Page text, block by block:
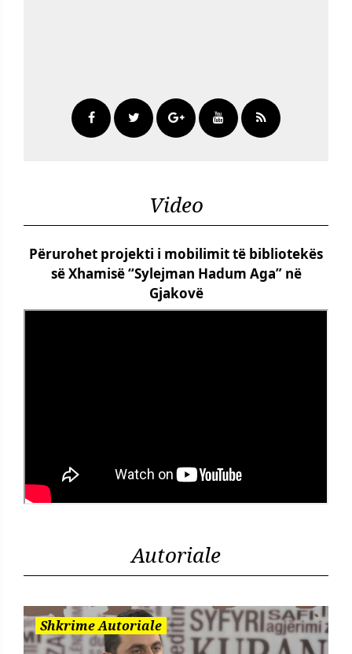
Video
Përurohet projekti i mobilimit të bibliotekës
së Xhamisë “Sylejman Hadum Aga” në
Gjakovë
Autoriale
Shkrime Autoriale